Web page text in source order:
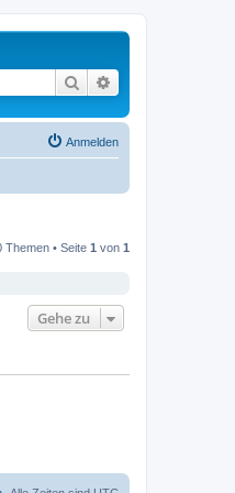
Suche
Anmelden
Themen • Seite 1 von 1
Gehe zu